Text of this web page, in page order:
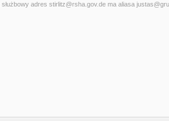
adres stirlitz@rsha.gov.de ma aliasa